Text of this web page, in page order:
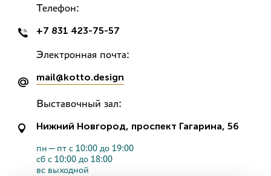
Телефон:
+7 831 423-75-57
Электронная почта:
mail@kotto.design
Выставочный зал:
Нижний Новгород, проспект Гагарина, 56
пн—пт с 10:00 до 19:00
сб с 10:00 до 18:00
вс выходной